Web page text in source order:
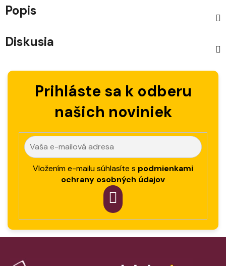
Popis
Diskusia
Prihláste sa k odberu
našich noviniek
Vložením e-mailu súhlasíte s podmienkami
ochrany osobných údajov
PRIHLÁSIT
SA